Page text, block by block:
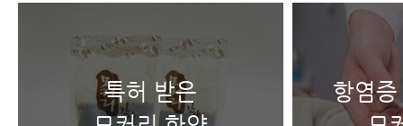
특허 받은
항염